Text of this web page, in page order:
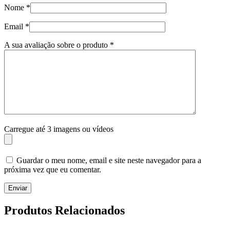
Nome *
Email *
A sua avaliação sobre o produto *
Carregue até 3 imagens ou vídeos
Guardar o meu nome, email e site neste navegador para a
próxima vez que eu comentar.
Enviar
Produtos Relacionados